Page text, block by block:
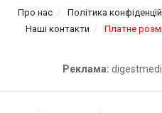
Про нас Політика
Наші контакти
Платне
Реклама: